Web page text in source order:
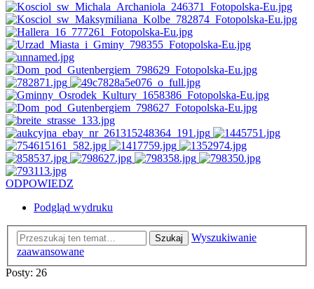
ODPOWIEDZ
Podgląd wydruku
Szukaj
Wyszukiwanie
zaawansowane
Posty: 26